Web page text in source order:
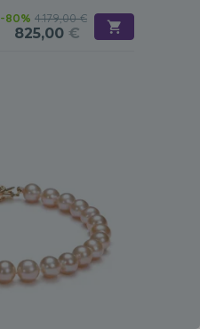
-80% 4.179,00 €
825,00 €